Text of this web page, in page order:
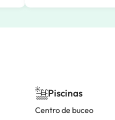
Piscinas
Centro de buceo